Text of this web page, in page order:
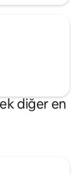
diğer en